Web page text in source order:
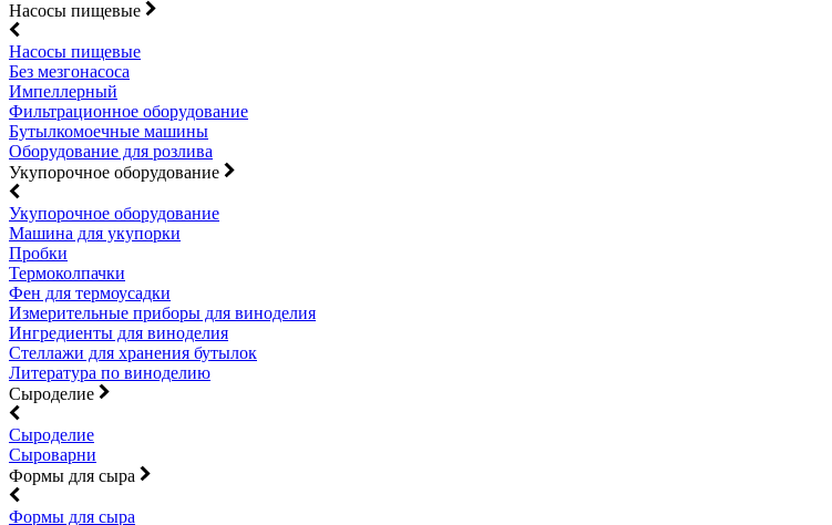
Насосы пищевые
Насосы пищевые
Без мезгонасоса
Импеллерный
Фильтрационное оборудование
Бутылкомоечные машины
Оборудование для розлива
Укупорочное оборудование
Укупорочное оборудование
Машина для укупорки
Пробки
Термоколпачки
Фен для термоусадки
Измерительные приборы для виноделия
Ингредиенты для виноделия
Стеллажи для хранения бутылок
Литература по виноделию
Сыроделие
Сыроделие
Сыроварни
Формы для сыра
Формы для сыра